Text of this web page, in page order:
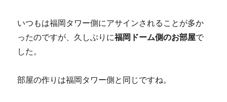
いつもは福岡タワー側にアサインされることが多か
ったのですが、久しぶりに福岡ドーム側のお部屋で
した。
部屋の作りは福岡タワー側と同じですね。